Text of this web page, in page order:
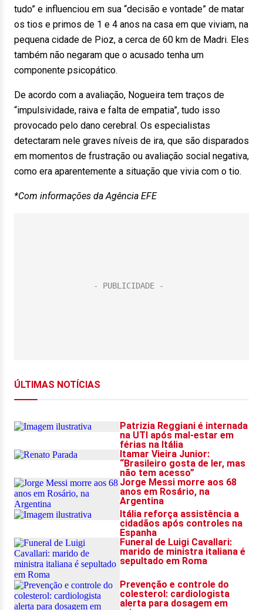
tudo” e influenciou em sua “decisão e vontade” de matar
os tios e primos de 1 e 4 anos na casa em que viviam, na
pequena cidade de Pioz, a cerca de 60 km de Madri. Eles
também não negaram que o acusado tenha um
componente psicopático.
De acordo com a avaliação, Nogueira tem traços de
“impulsividade, raiva e falta de empatia”, tudo isso
provocado pelo dano cerebral. Os especialistas
detectaram nele graves níveis de ira, que são disparados
em momentos de frustração ou avaliação social negativa,
como era aparentemente a situação que vivia com o tio.
*Com informações da Agência EFE